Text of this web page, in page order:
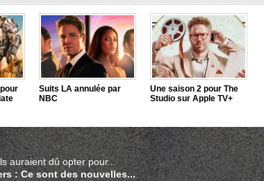
Suits LA annulée par
NBC
Une saison 2 pour The
Studio sur Apple TV+
auraient dû opter pour...
: Ce sont des nouvelles...